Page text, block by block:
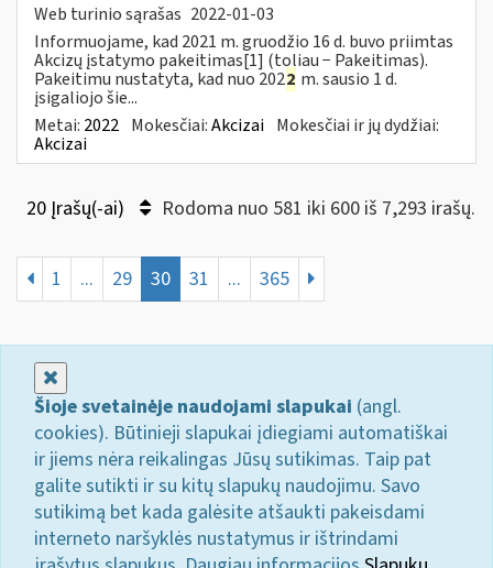
Web turinio sąrašas 2022-01-03
Informuojame, kad 2021 m. gruodžio 16 d. buvo priimtas
Akcizų įstatymo pakeitimas[1] (toliau − Pakeitimas).
Pakeitimu nustatyta, kad nuo 2022 m. sausio 1 d.
įsigaliojo šie...
Metai: 2022 Mokesčiai:Akcizai Mokesčiai ir jų dydžiai:
Akcizai
20 Įrašų(-ai) Rodoma nuo 581 iki 600 iš 7,293 irašų.
1 ... 29 30 31 ... 365
Šioje svetainėje naudojami slapukai (angl.
cookies). Būtinieji slapukai įdiegiami automatiškai
ir jiems nėra reikalingas Jūsų sutikimas. Taip pat
galite sutikti ir su kitų slapukų naudojimu. Savo
sutikimą bet kada galėsite atšaukti pakeisdami
interneto naršyklės nustatymus ir ištrindami